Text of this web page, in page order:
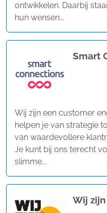
ontwikkelen. Daarbij
hun wensen...
Smart
Wij zijn een customer
helpen je van strategie
van waardevollere
Je kunt bij ons terecht
slimme...
Wij